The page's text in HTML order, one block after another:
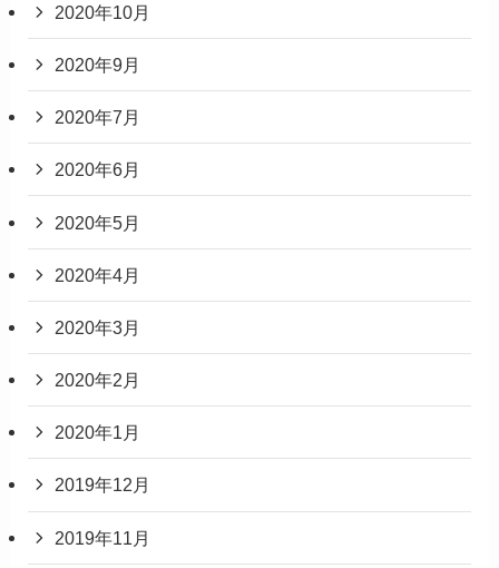
2020年10月
2020年9月
2020年7月
2020年6月
2020年5月
2020年4月
2020年3月
2020年2月
2020年1月
2019年12月
2019年11月